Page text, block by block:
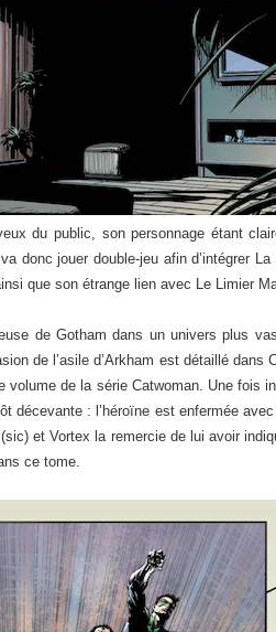
du public, son personnage étant
donc jouer double-jeu afin d’intégrer
que son étrange lien avec Le Limier
de Gotham dans un univers plus
de l’asile d’Arkham est détaillé dans
de la série Catwoman. Une fois
décevante : l’héroïne est enfermée
et Vortex la remercie de lui avoir
ce tome.